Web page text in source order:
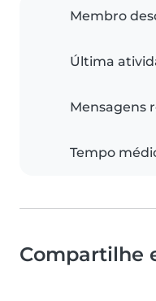
Membro
Última
Mensagens
Tempo
Compartilhe